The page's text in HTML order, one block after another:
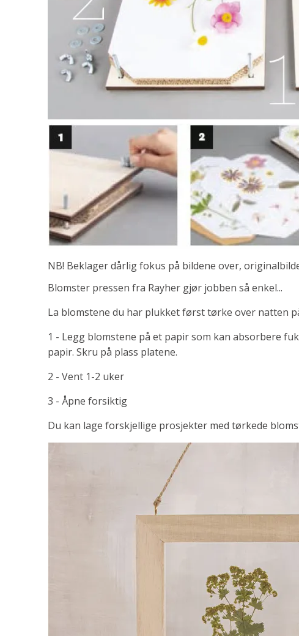
NB! Beklager dårlig fokus på bildene over,
Blomster pressen fra Rayher gjør jobben så enkel...
La blomstene du har plukket først tørke over natten
1 - Legg blomstene på et papir som kan absorbere
papir. Skru på plass platene.
2 - Vent 1-2 uker
3 - Åpne forsiktig
Du kan lage forskjellige prosjekter med tørkede